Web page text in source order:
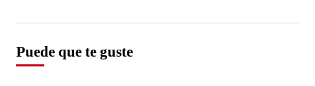
Puede que te guste